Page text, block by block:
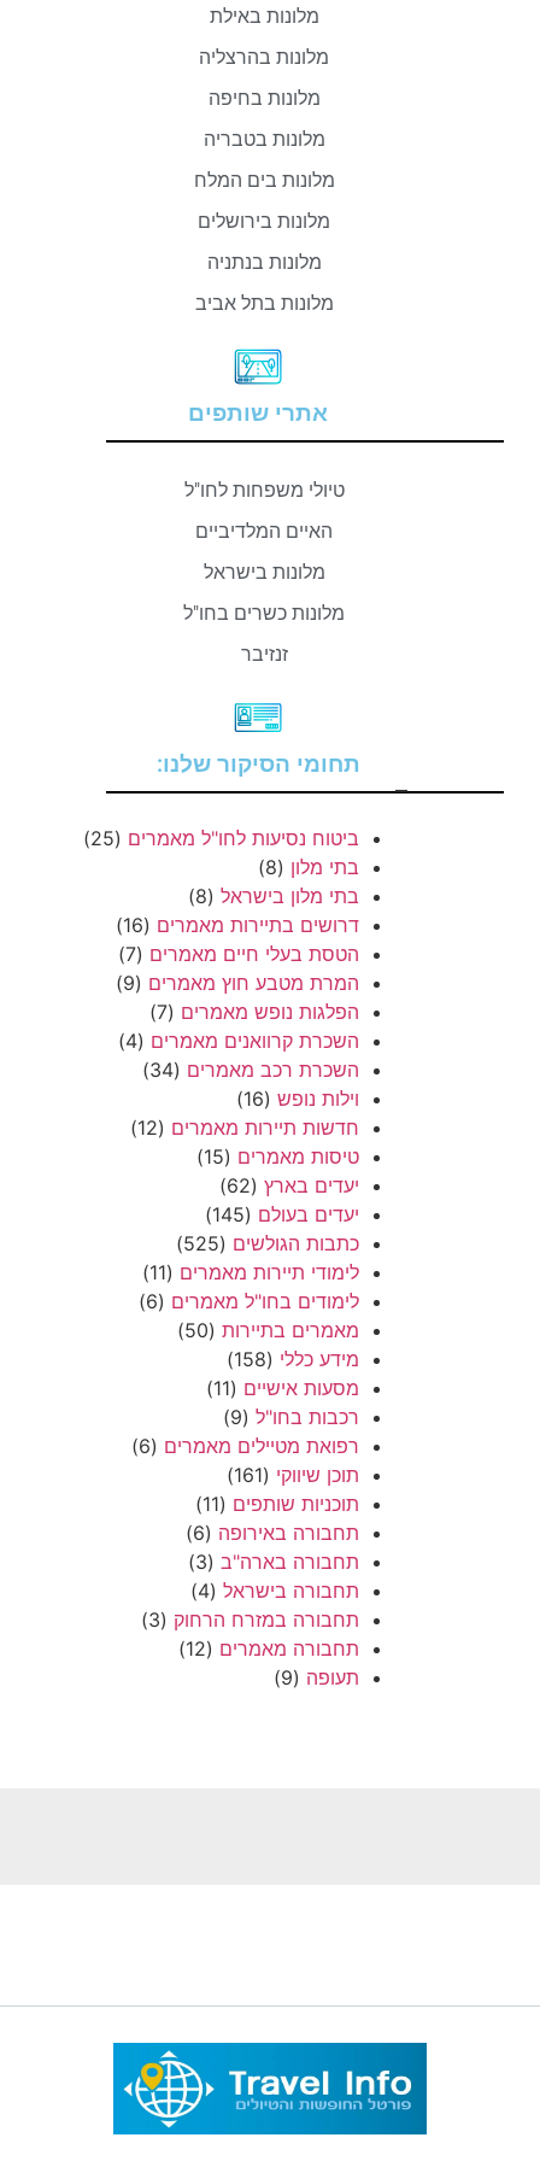
מלונות באילת
מלונות בהרצליה
מלונות בחיפה
מלונות בטבריה
מלונות בים המלח
מלונות בירושלים
מלונות בנתניה
מלונות בתל אביב
אתרי שותפים
טיולי משפחות לחו"ל
האיים המלדיביים
מלונות בישראל
מלונות כשרים בחו"ל
זנזיבר
תחומי הסיקור שלנו:
–
ביטוח נסיעות לחו"ל מאמרים (25)
בתי מלון (8)
בתי מלון בישראל (8)
דרושים בתיירות מאמרים (16)
הטסת בעלי חיים מאמרים (7)
המרת מטבע חוץ מאמרים (9)
הפלגות נופש מאמרים (7)
השכרת קרוואנים מאמרים (4)
השכרת רכב מאמרים (34)
וילות נופש (16)
חדשות תיירות מאמרים (12)
טיסות מאמרים (15)
יעדים בארץ (62)
יעדים בעולם (145)
כתבות הגולשים (525)
לימודי תיירות מאמרים (11)
לימודים בחו"ל מאמרים (6)
מאמרים בתיירות (50)
מידע כללי (158)
מסעות אישיים (11)
רכבות בחו"ל (9)
רפואת מטיילים מאמרים (6)
תוכן שיווקי (161)
תוכניות שותפים (11)
תחבורה באירופה (6)
תחבורה בארה"ב (3)
תחבורה בישראל (4)
תחבורה במזרח הרחוק (3)
תחבורה מאמרים (12)
תעופה (9)